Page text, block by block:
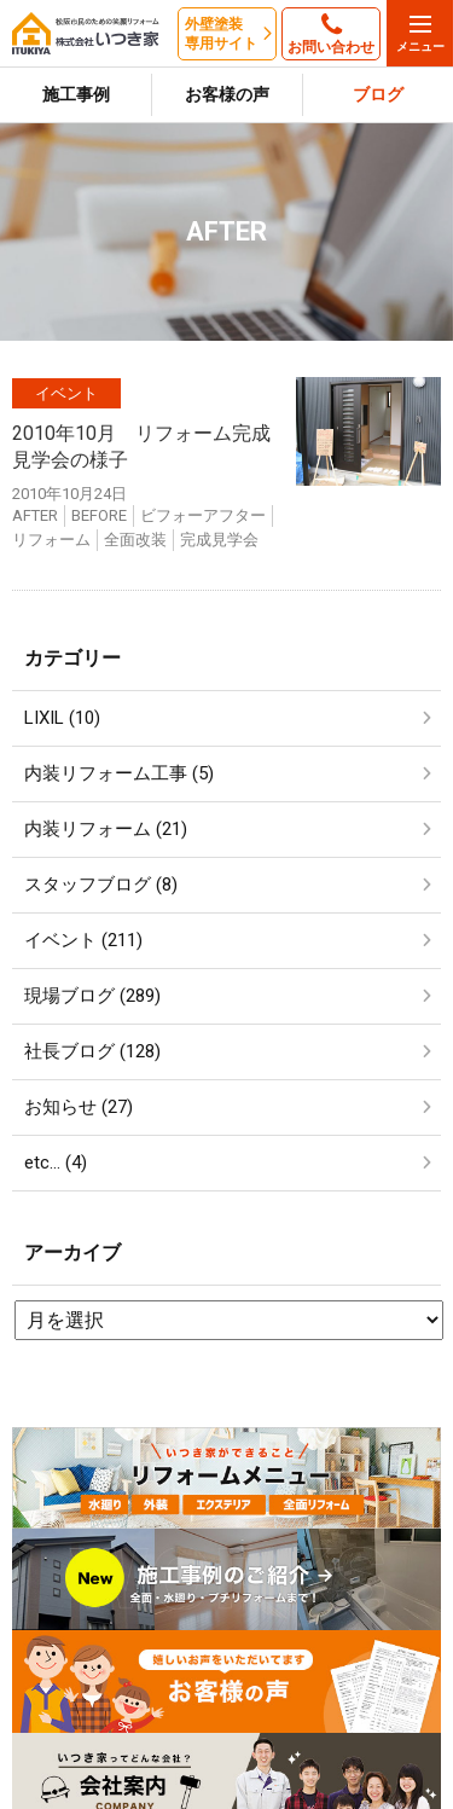
外壁塗装
専用サイト
お問い合わせ
施工事例 お客様の声 ブログ
AFTER
イベント
2010年10月 リフォーム完成
見学会の様子
2010年10月24日
AFTER
BEFORE
ビフォーアフター
リフォーム
全面改装 完成見学会
カテゴリー
LIXIL (10)
内装リフォーム工事 (5)
内装リフォーム (21)
スタッフブログ (8)
イベント (211)
現場ブログ (289)
社長ブログ (128)
お知らせ (27)
etc… (4)
アーカイブ